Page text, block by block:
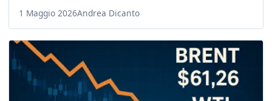
1 Maggio 2026Andrea Dicanto